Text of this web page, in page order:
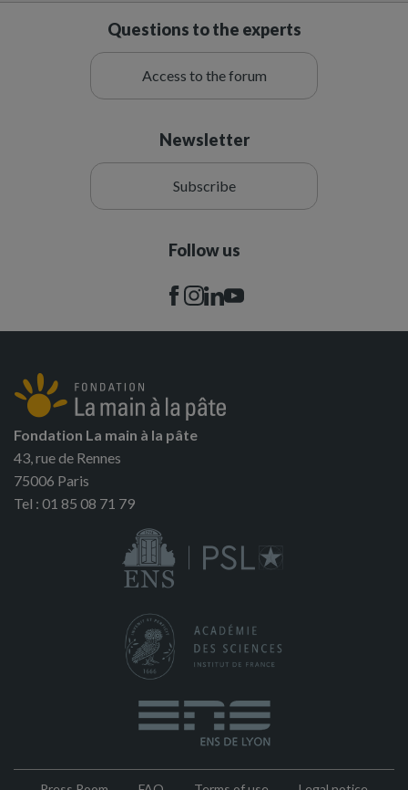
Questions to the experts
Access to the forum
Newsletter
Subscribe
Follow us
Fondation La main à la pâte
43, rue de Rennes
75006 Paris
Tel : 01 85 08 71 79